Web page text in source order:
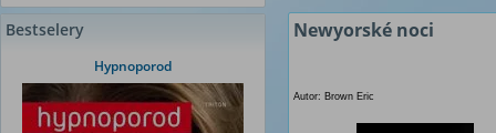
Bestselery
Hypnoporod
Newyorské noci
Autor: Brown Eric